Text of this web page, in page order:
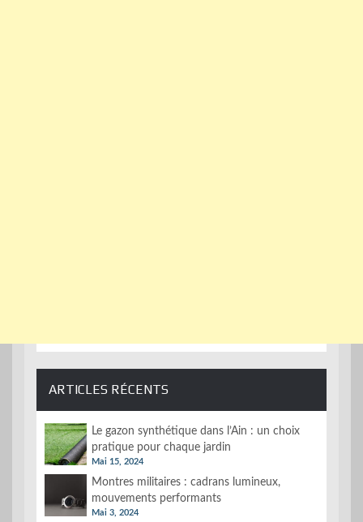
ARTICLES RÉCENTS
Le gazon synthétique dans l’Ain : un choix
pratique pour chaque jardin
Mai 15, 2024
Montres militaires : cadrans lumineux,
mouvements performants
Mai 3, 2024